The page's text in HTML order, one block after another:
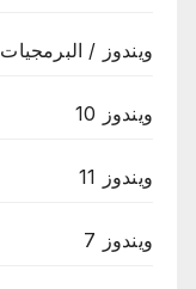
ويندوز / البرمجيات
ويندوز 10
ويندوز 11
ويندوز 7